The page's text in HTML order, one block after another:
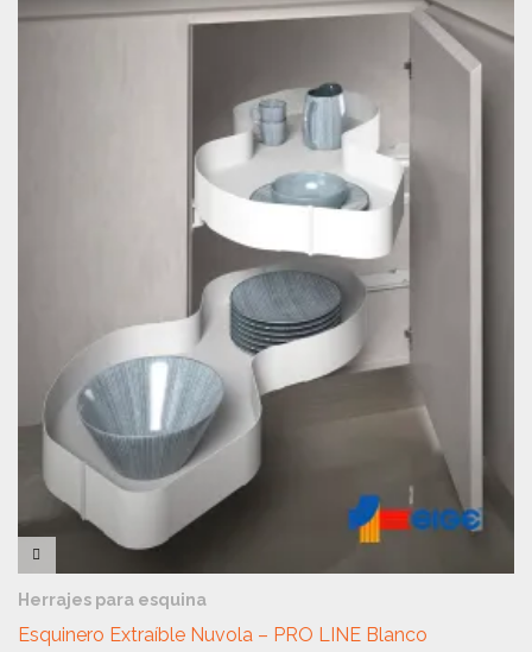
VISTA RÁPIDA
Herrajes para esquina
Esquinero Extraíble Nuvola – PRO LINE Blanco